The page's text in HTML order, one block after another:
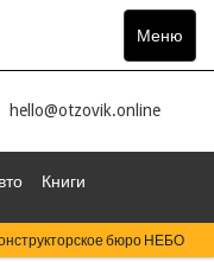
Меню
Toggle
hello@otzovik.online
Книги
бюро НЕБО